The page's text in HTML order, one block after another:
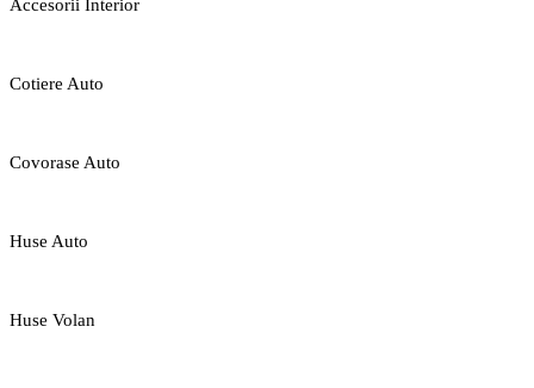
Accesorii Interior
Cotiere Auto
Covorase Auto
Huse Auto
Huse Volan